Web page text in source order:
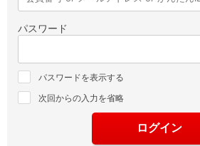
パスワード
パスワードを表示する
次回からの入力を省略